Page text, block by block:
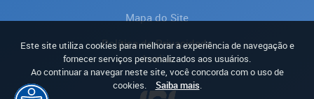
Mapa do Site
Política de Privacidade
Avaliar
Este site utiliza cookies para melhorar a experiência de navegação e
fornecer serviços personalizados aos usuários.
Ao continuar a navegar neste site, você concorda com o uso de
cookies.
Saiba mais.